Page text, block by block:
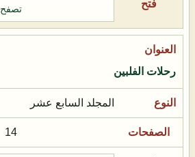
تصفح
رحلات الفلبين
المجلد السابع عشر
14